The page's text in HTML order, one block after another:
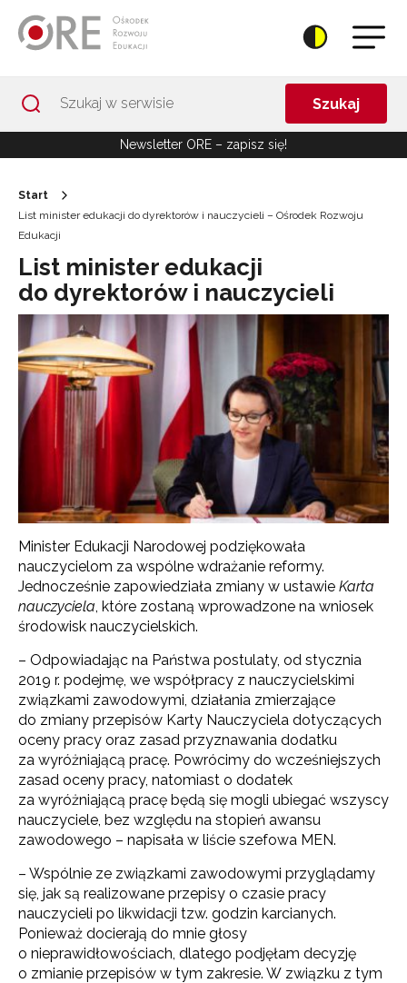
Szukaj
Newsletter ORE – zapisz się!
Start
List minister edukacji do dyrektorów i nauczycieli – Ośrodek Rozwoju
Edukacji
List minister edukacji
do dyrektorów i nauczycieli
Minister Edukacji Narodowej podziękowała
nauczycielom za wspólne wdrażanie reformy.
Jednocześnie zapowiedziała zmiany w ustawie Karta
nauczyciela , które zostaną wprowadzone na wniosek
środowisk nauczycielskich.
– Odpowiadając na Państwa postulaty, od stycznia
2019 r. podejmę, we współpracy z nauczycielskimi
związkami zawodowymi, działania zmierzające
do zmiany przepisów Karty Nauczyciela dotyczących
oceny pracy oraz zasad przyznawania dodatku
za wyróżniającą pracę. Powrócimy do wcześniejszych
zasad oceny pracy, natomiast o dodatek
za wyróżniającą pracę będą się mogli ubiegać wszyscy
nauczyciele, bez względu na stopień awansu
zawodowego – napisała w liście szefowa MEN.
– Wspólnie ze związkami zawodowymi przyglądamy
się, jak są realizowane przepisy o czasie pracy
nauczycieli po likwidacji tzw. godzin karcianych.
Ponieważ docierają do mnie głosy
o nieprawidłowościach, dlatego podjęłam decyzję
o zmianie przepisów w tym zakresie. W związku z tym